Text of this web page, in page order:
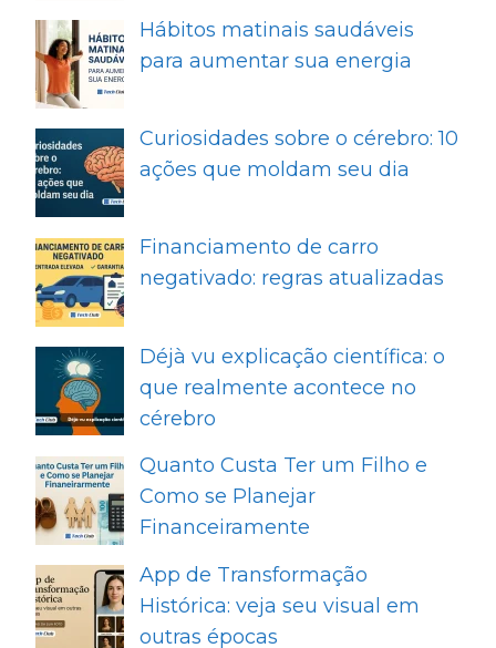
Hábitos matinais saudáveis
para aumentar sua energia
Curiosidades sobre o cérebro: 10
ações que moldam seu dia
Financiamento de carro
negativado: regras atualizadas
Déjà vu explicação científica: o
que realmente acontece no
cérebro
Quanto Custa Ter um Filho e
Como se Planejar
Financeiramente
App de Transformação
Histórica: veja seu visual em
outras épocas